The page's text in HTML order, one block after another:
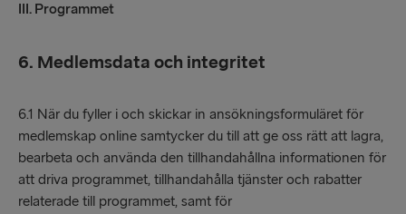
III. Programmet
6. Medlemsdata och integritet
6.1 När du fyller i och skickar in ansökningsformuläret för
medlemskap online samtycker du till att ge oss rätt att lagra,
bearbeta och använda den tillhandahållna informationen för
att driva programmet, tillhandahålla tjänster och rabatter
relaterade till programmet, samt för